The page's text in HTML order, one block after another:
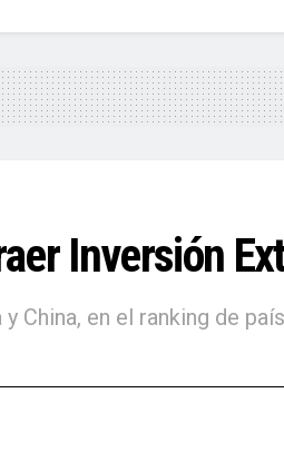
Inversión
en el ranking de